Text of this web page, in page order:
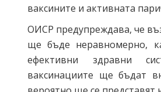
ваксините и активната
ОИСР предупреждава, че
ще бъде неравномерно,
ефективни здравни
ваксинациите ще бъдат